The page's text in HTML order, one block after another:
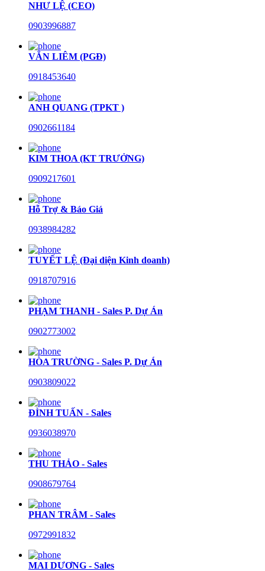
NHƯ LỆ (CEO)
0903996887
VĂN LIÊM (PGĐ)
0918453640
ANH QUANG (TPKT )
0902661184
KIM THOA (KT TRƯỞNG)
0909217601
Hỗ Trợ & Báo Giá
0938984282
TUYẾT LỆ (Đại diện Kinh doanh)
0918707916
PHẠM THANH - Sales P. Dự Án
0902773002
HÒA TRƯỜNG - Sales P. Dự Án
0903809022
ĐÌNH TUẤN - Sales
0936038970
THU THẢO - Sales
0908679764
PHAN TRÂM - Sales
0972991832
MAI DƯƠNG - Sales